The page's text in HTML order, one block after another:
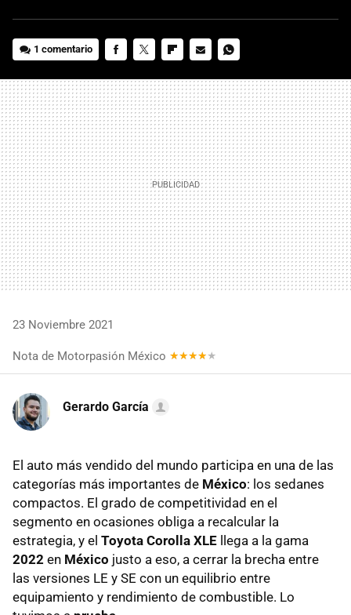
1 comentario
MAIL
23 Noviembre 2021
Nota de Motorpasión México
Gerardo García
El auto más vendido del mundo participa en una de las
categorías más importantes de México: los sedanes
compactos. El grado de competitividad en el
segmento en ocasiones obliga a recalcular la
estrategia, y el Toyota Corolla XLE llega a la gama
2022 en México justo a eso, a cerrar la brecha entre
las versiones LE y SE con un equilibrio entre
equipamiento y rendimiento de combustible. Lo